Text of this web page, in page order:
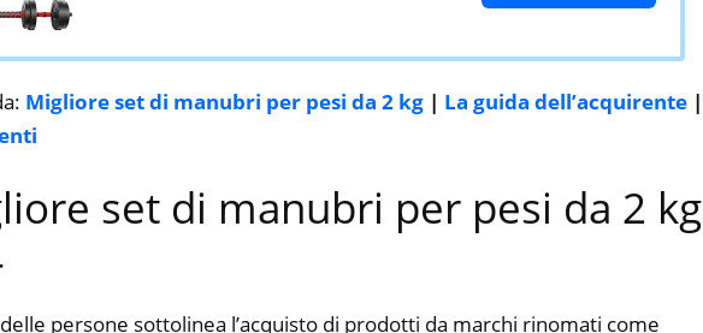
Migliore set di manubri per pesi da 2 kg | La guida dell’acquirente |
set di manubri per pesi da 2 kg
persone sottolinea l’acquisto di prodotti da marchi rinomati come